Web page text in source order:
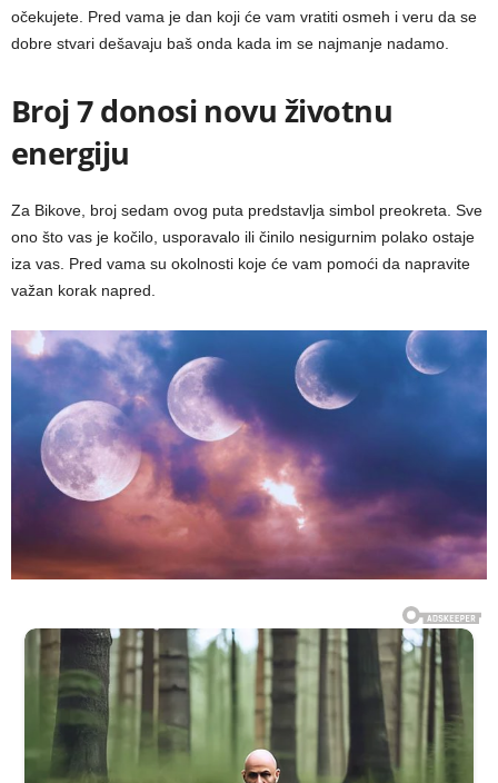
očekujete. Pred vama je dan koji će vam vratiti osmeh i veru da se
dobre stvari dešavaju baš onda kada im se najmanje nadamo.
Broj 7 donosi novu životnu
energiju
Za Bikove, broj sedam ovog puta predstavlja simbol preokreta. Sve
ono što vas je kočilo, usporavalo ili činilo nesigurnim polako ostaje
iza vas. Pred vama su okolnosti koje će vam pomoći da napravite
važan korak napred.